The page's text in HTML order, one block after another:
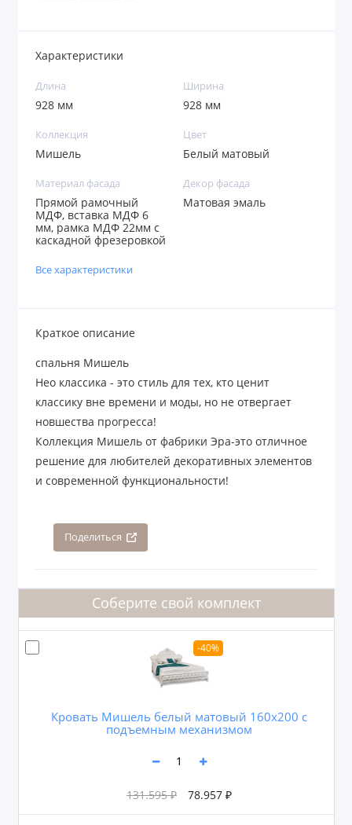
Характеристики
Длина
928 мм
Ширина
928 мм
Коллекция
Мишель
Цвет
Белый матовый
Материал фасада
Прямой рамочный
МДФ, вставка МДФ 6
мм, рамка МДФ 22мм с
каскадной фрезеровкой
Декор фасада
Матовая эмаль
Все характеристики
Краткое описание
спальня Мишель
Нео классика - это стиль для тех, кто ценит
классику вне времени и моды, но не отвергает
новшества прогресса!
Коллекция Мишель от фабрики Эра-это отличное
решение для любителей декоративных элементов
и современной функциональности!
Поделиться
Соберите свой комплект
-40%
Кровать Мишель белый матовый 160х200 с
подъемным механизмом
131.595 ₽ 78.957 ₽